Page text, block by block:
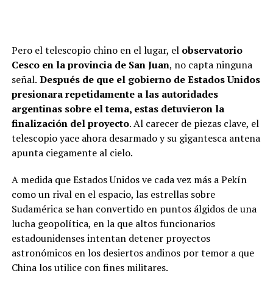
Pero el telescopio chino en el lugar, el observatorio
Cesco en la provincia de San Juan, no capta ninguna
señal. Después de que el gobierno de Estados Unidos
presionara repetidamente a las autoridades
argentinas sobre el tema, estas detuvieron la
finalización del proyecto. Al carecer de piezas clave, el
telescopio yace ahora desarmado y su gigantesca antena
apunta ciegamente al cielo.
A medida que Estados Unidos ve cada vez más a Pekín
como un rival en el espacio, las estrellas sobre
Sudamérica se han convertido en puntos álgidos de una
lucha geopolítica, en la que altos funcionarios
estadounidenses intentan detener proyectos
astronómicos en los desiertos andinos por temor a que
China los utilice con fines militares.